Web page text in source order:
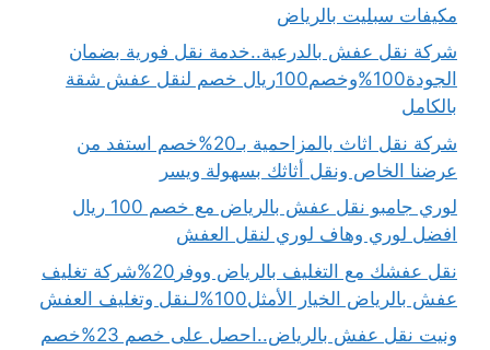
مكيفات سبليت بالرياض
شركة نقل عفش بالدرعية..خدمة نقل فورية بضمان
الجودة100%وخصم100ريال خصم لنقل عفش شقة
بالكامل
شركة نقل اثاث بالمزاحمية بـ20%خصم استفد من
عرضنا الخاص ونقل أثاثك بسهولة ويسر
لوري جامبو نقل عفش بالرياض مع خصم 100 ريال
افضل لوري وهاف لوري لنقل العفش
نقل عفشك مع التغليف بالرياض ووفر20%شركة تغليف
عفش بالرياض الخيار الأمثل100%لـنقل وتغليف العفش
ونيت نقل عفش بالرياض..احصل على خصم 23%خصم